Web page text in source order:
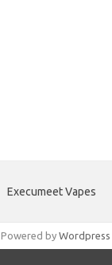
Execumeet Vapes
by Wordpress